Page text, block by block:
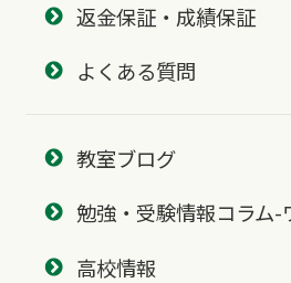
返金保証・成績保証
よくある質問
教室ブログ
勉強・受験情報コラム-
高校情報